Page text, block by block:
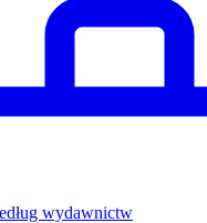
wydawnictw